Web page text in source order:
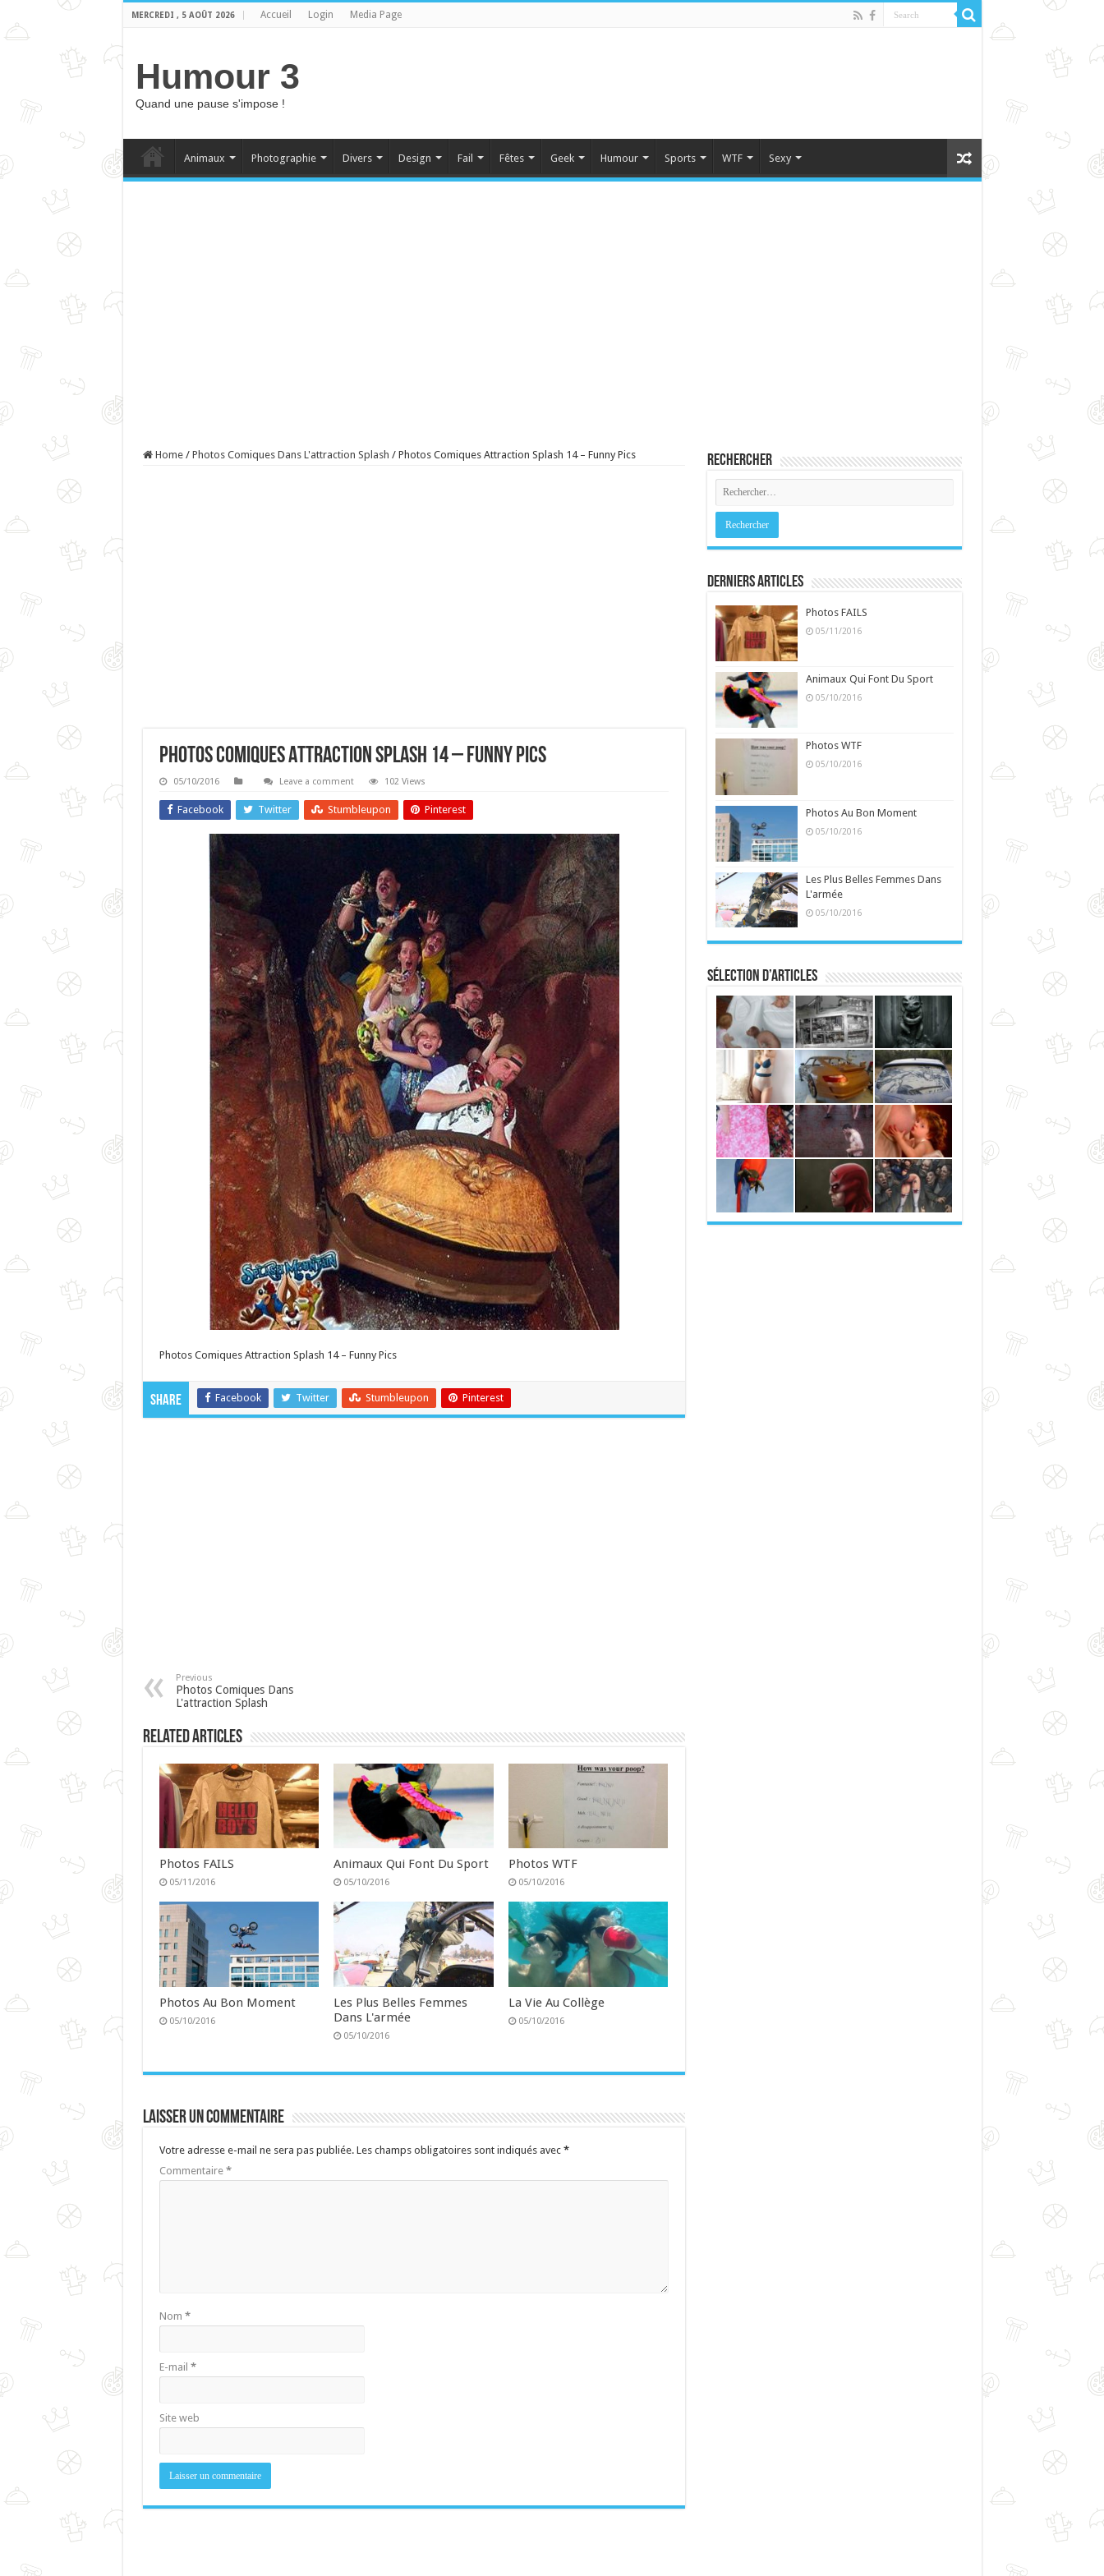
MERCREDI , 5 AOÛT 2026 Accueil Login Media Page
Humour 3
Quand une pause s'impose !
Animaux Photographie Divers Design Fail Fêtes Geek Humour Sports WTF Sexy
Home / Photos Comiques Dans L'attraction Splash / Photos Comiques Attraction Splash 14 – Funny Pics
Photos Comiques Attraction Splash 14 – Funny Pics
05/10/2016 Leave a comment 102 Views
Facebook Twitter Stumbleupon Pinterest
Photos Comiques Attraction Splash 14 – Funny Pics
Share Facebook Twitter Stumbleupon Pinterest
Previous
Photos Comiques Dans
L'attraction Splash
Related Articles
Photos FAILS
05/11/2016
Animaux Qui Font Du Sport
05/10/2016
Photos WTF
05/10/2016
Photos Au Bon Moment
05/10/2016
Les Plus Belles Femmes
Dans L'armée
05/10/2016
La Vie Au Collège
05/10/2016
Laisser un commentaire
Votre adresse e-mail ne sera pas publiée. Les champs obligatoires sont indiqués avec *
Commentaire *
Nom *
E-mail *
Site web
Rechercher
Derniers Articles
Photos FAILS
05/11/2016
Animaux Qui Font Du Sport
05/10/2016
Photos WTF
05/10/2016
Photos Au Bon Moment
05/10/2016
Les Plus Belles Femmes Dans
L'armée
05/10/2016
Sélection d’articles